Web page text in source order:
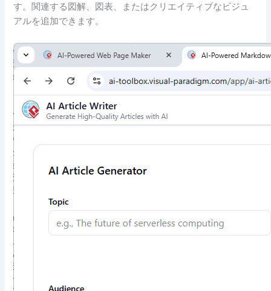
す。関連する図解、図表、またはクリエイティブなビジュ
アルを追加できます。